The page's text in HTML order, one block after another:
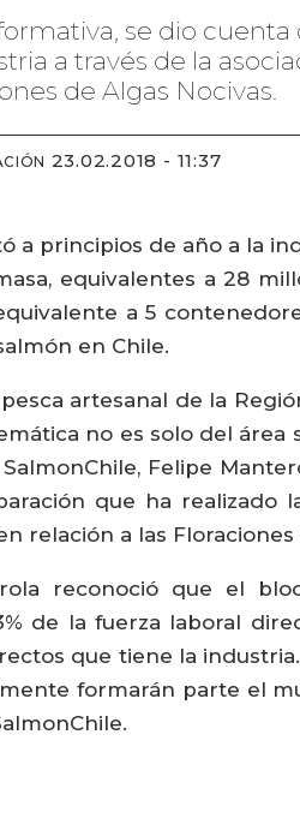
se dio cuenta
a través de la
de Algas Nocivas.
23.02.2018 - 11:37
a principios de año a la
equivalentes a 28
a 5
en Chile.
artesanal de la
no es solo del
Felipe
que ha realizado
relación a las Floraciones
reconoció que el
de la fuerza laboral
que tiene la
formarán parte el